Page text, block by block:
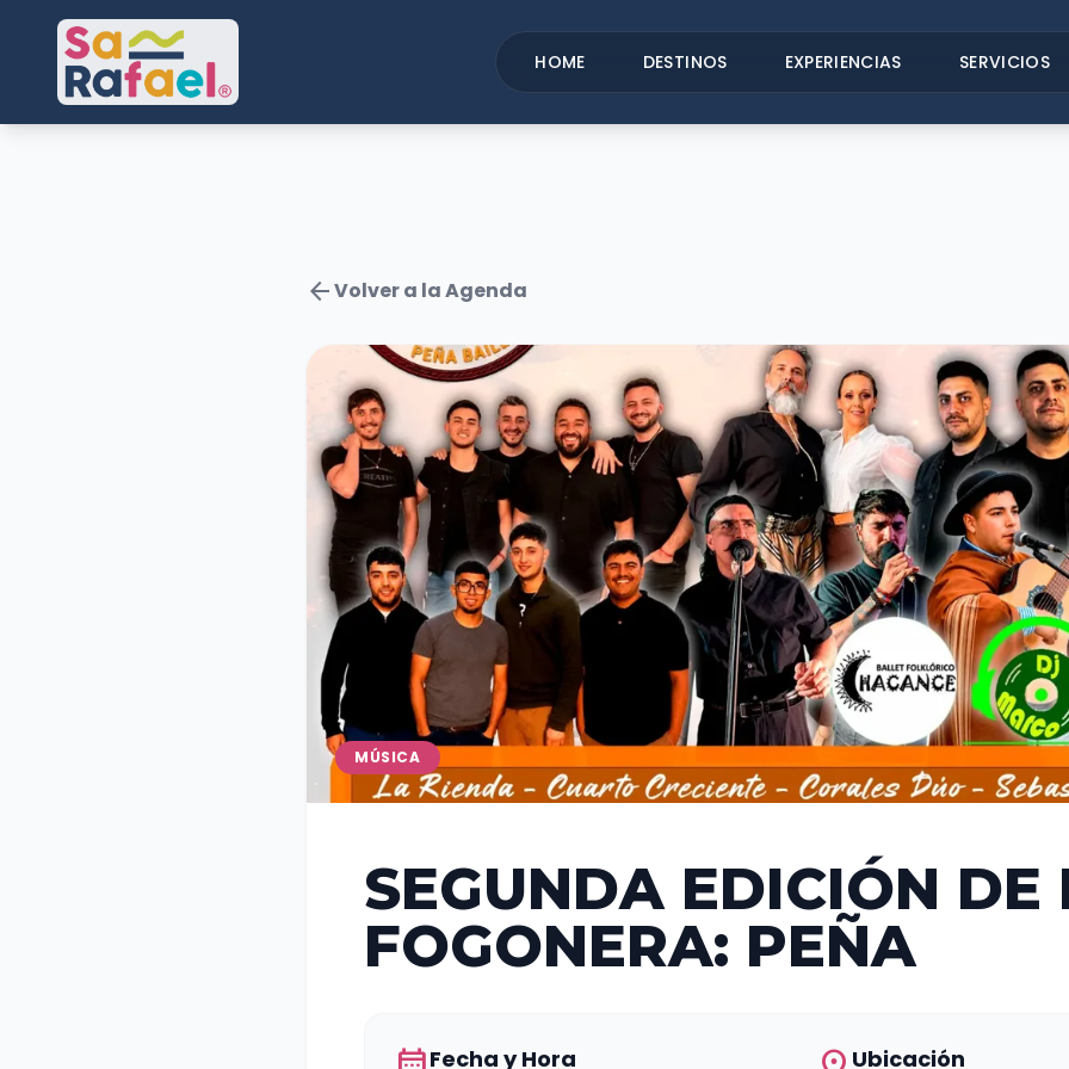
HOME DESTINOS EXPERIENCIAS SERVICIOS
arrow_backVolver a la Agenda
MÚSICA
SEGUNDA EDICIÓN DE
FOGONERA: PEÑA
Fecha y Hora Ubicación